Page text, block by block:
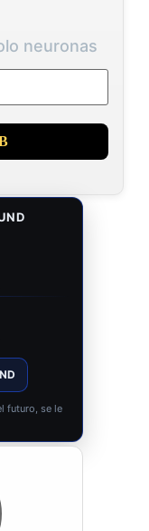
neuronas
futuro, se le